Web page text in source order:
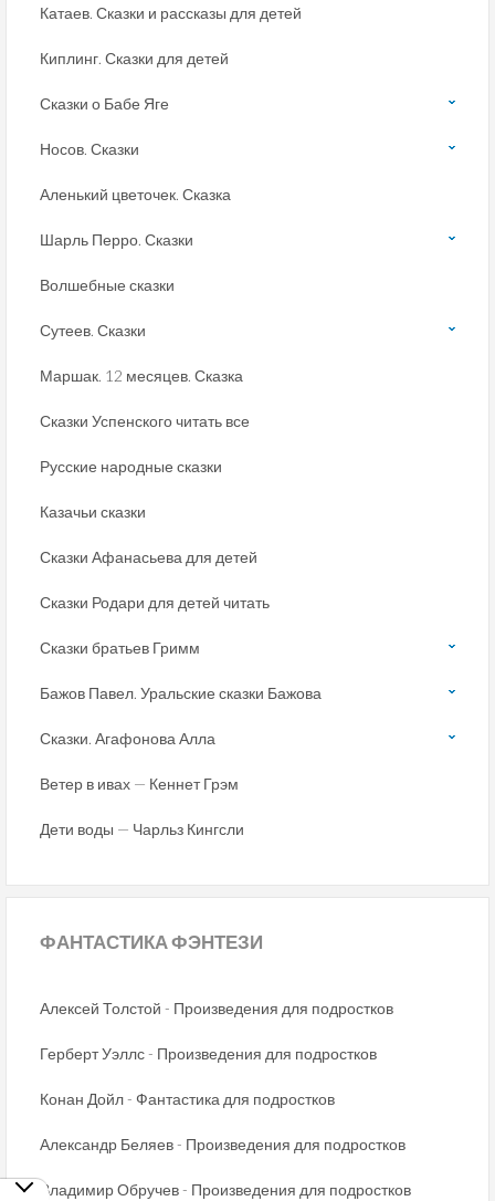
Катаев. Сказки и рассказы для детей
Киплинг. Сказки для детей
Сказки о Бабе Яге
Носов. Сказки
Аленький цветочек. Сказка
Шарль Перро. Сказки
Волшебные сказки
Сутеев. Сказки
Маршак. 12 месяцев. Сказка
Сказки Успенского читать все
Русские народные сказки
Казачьи сказки
Сказки Афанасьева для детей
Сказки Родари для детей читать
Сказки братьев Гримм
Бажов Павел. Уральские сказки Бажова
Сказки. Агафонова Алла
Ветер в ивах — Кеннет Грэм
Дети воды — Чарльз Кингсли
ФАНТАСТИКАФЭНТЕЗИ
Алексей Толстой - Произведения для подростков
Герберт Уэллс - Произведения для подростков
Конан Дойл - Фантастика для подростков
Александр Беляев - Произведения для подростков
Владимир Обручев - Произведения для подростков